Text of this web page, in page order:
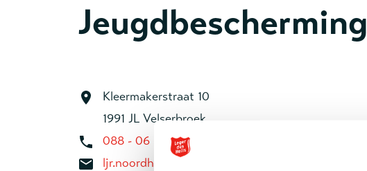
Kleermakerstraat 10
1991 JL Velserbroek
088 - 06 54 650
ljr.noordholland@legerdesheils.nl